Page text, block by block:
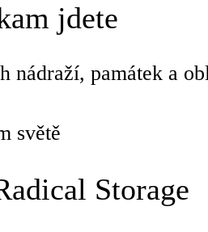
jdete
nádraží, památek a
světě
Storage